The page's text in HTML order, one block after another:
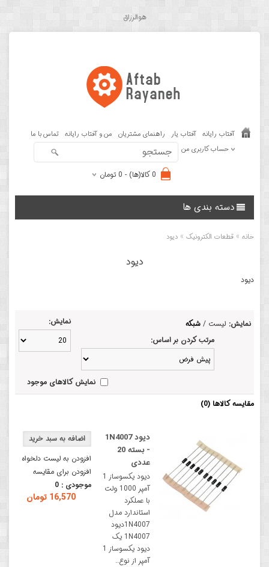
هوالرزاق
آفتاب رایانه آفتاب یار راهنمای مشتریان من و آفتاب رایانه تماس با ما
حساب کاربری من
0 کالا(ها) - 0 تومان
دسته بندی ها
خانه » قطعات الکترونیک » دیود
دیود
دیود
نمایش: لیست / شبکه
نمایش:
مرتب کردن بر اساس:
نمایش کالاهای موجود
مقایسه کالاها (0)
افزودن به لیست دلخواه
افزودن برای مقایسه
موجودی : 0
16,570 تومان
دیود 1N4007
- بسته 20
عددی
دیود یکسوساز 1
آمپر 1000 ولت
با عملکرد
استاندارد مدل
1N4007دیود
1N4007 یک
دیود یکسوساز 1
آمپر از نوع..